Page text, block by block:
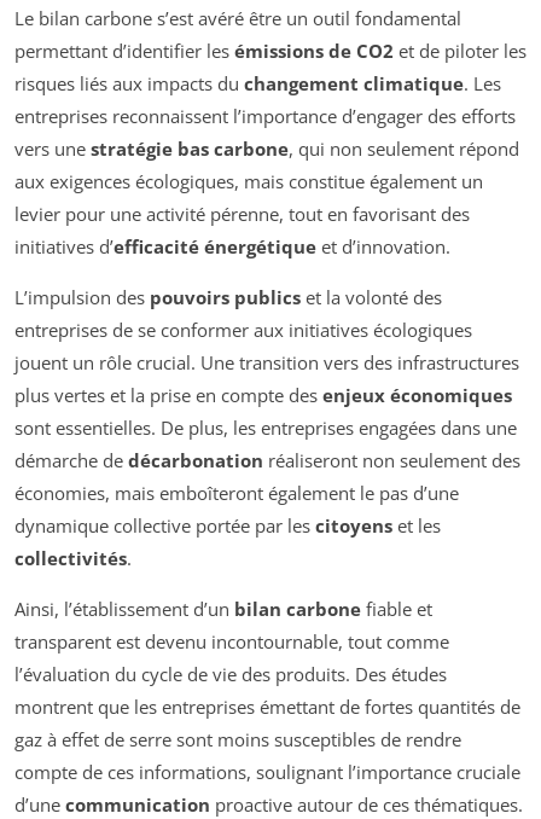
Le bilan carbone s’est avéré être un outil fondamental
permettant d’identifier les émissions de CO2 et de piloter les
risques liés aux impacts du changement climatique. Les
entreprises reconnaissent l’importance d’engager des efforts
vers une stratégie bas carbone, qui non seulement répond
aux exigences écologiques, mais constitue également un
levier pour une activité pérenne, tout en favorisant des
initiatives d’efficacité énergétique et d’innovation.
L’impulsion des pouvoirs publics et la volonté des
entreprises de se conformer aux initiatives écologiques
jouent un rôle crucial. Une transition vers des infrastructures
plus vertes et la prise en compte des enjeux économiques
sont essentielles. De plus, les entreprises engagées dans une
démarche de décarbonation réaliseront non seulement des
économies, mais emboîteront également le pas d’une
dynamique collective portée par les citoyens et les
collectivités.
Ainsi, l’établissement d’un bilan carbone fiable et
transparent est devenu incontournable, tout comme
l’évaluation du cycle de vie des produits. Des études
montrent que les entreprises émettant de fortes quantités de
gaz à effet de serre sont moins susceptibles de rendre
compte de ces informations, soulignant l’importance cruciale
d’une communication proactive autour de ces thématiques.